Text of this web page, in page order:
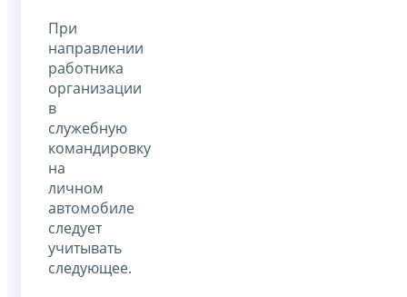
При
направлении
работника
организации
в
служебную
командировку
на
личном
автомобиле
следует
учитывать
следующее.